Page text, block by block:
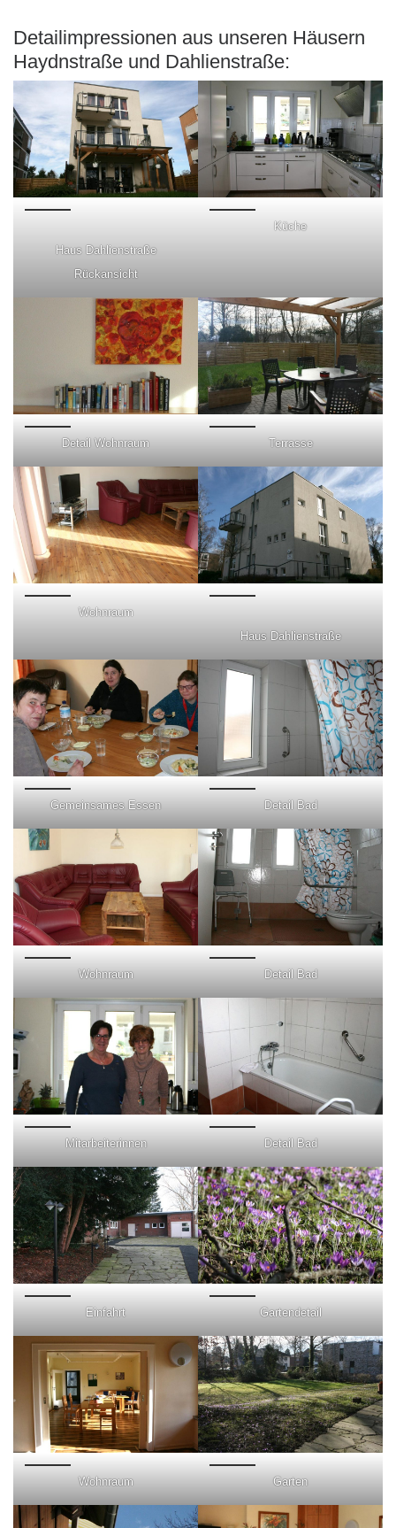
Detailimpressionen aus unseren Häusern
Haydnstraße und Dahlienstraße:
Haus Dahlienstraße
Rückansicht
Küche
Detail Wohnraum Terrasse
Wohnraum
Haus Dahlienstraße
Gemeinsames Essen Detail Bad
Wohnraum Detail Bad
Mitarbeiterinnen Detail Bad
Einfahrt Gartendetail
Wohnraum Garten